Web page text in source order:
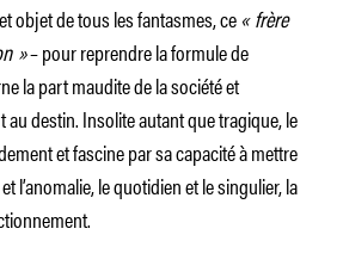
objet de tous les fantasmes, ce« frère
»– pour reprendre la formule de
la part maudite de la société et
destin. Insolite autant que tragique, le
et fascine par sa capacité à mettre
l’anomalie, le quotidien et le singulier, la